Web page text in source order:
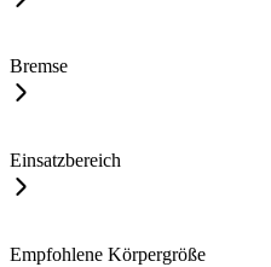
Bremse
Einsatzbereich
Empfohlene Körpergröße